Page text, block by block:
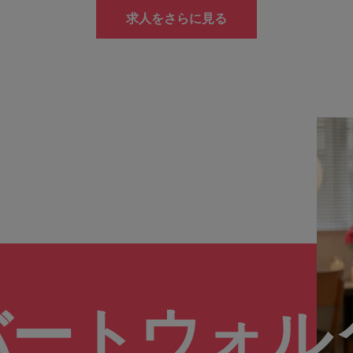
求人をさらに見る
トウォル